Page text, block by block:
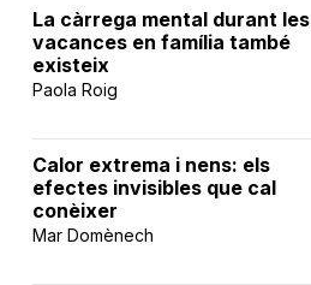
La càrrega mental durant les
vacances en família també
existeix
Paola Roig
Calor extrema i nens: els
efectes invisibles que cal
conèixer
Mar Domènech